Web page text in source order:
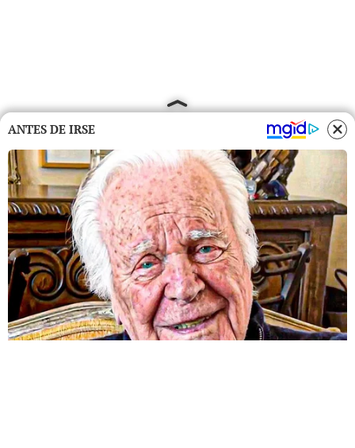
ANTES DE IRSE